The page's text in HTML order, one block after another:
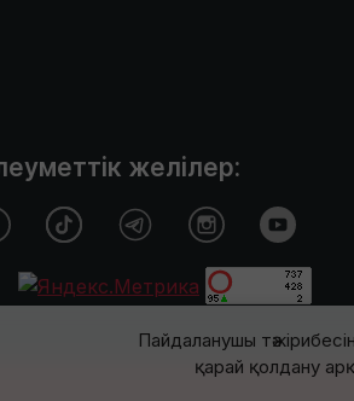
Пайдаланушы
қарай қолдану
желілер: